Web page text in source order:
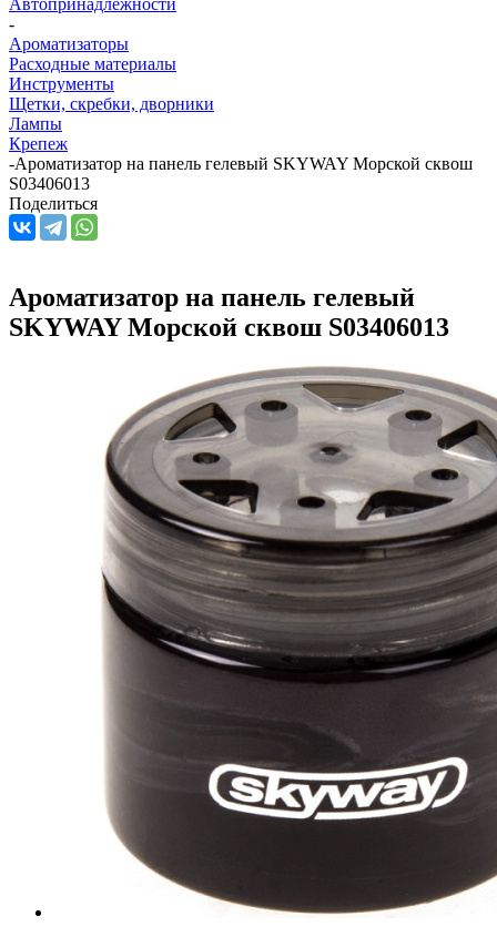
-
Ароматизаторы
Расходные материалы
Инструменты
Щетки, скребки, дворники
Лампы
Крепеж
-Ароматизатор на панель гелевый SKYWAY Морской сквош
S03406013
Поделиться
Ароматизатор на панель гелевый
SKYWAY Морской сквош S03406013